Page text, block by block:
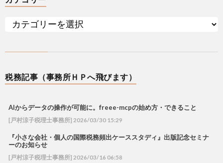
税務記事（事務所ＨＰへ飛びます）
AIからデータの操作が可能に。freee-mcpの始め方・できること
[戸村涼子税理士事務所] 2026/03/30 15:29
『小さな会社・個人の国際税務頻出ケーススタディ』出版記念セミナ
ーのお知らせ
[戸村涼子税理士事務所] 2026/03/16 06:58